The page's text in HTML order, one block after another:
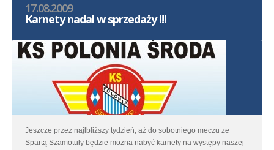
17.08.2009
Karnety nadal w sprzedaży !!!
Jeszcze przez najlbliższy tydzień, aż do sobotniego meczu ze
Spartą Szamotuły będzie można nabyć karnety na występy naszej